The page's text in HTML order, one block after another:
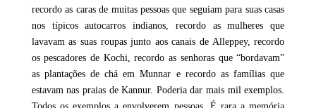
recordo as caras de muitas pessoas que seguiam para suas casas
nos típicos autocarros indianos, recordo as mulheres que
lavavam as suas roupas junto aos canais de Alleppey, recordo
os pescadores de Kochi, recordo as senhoras que “bordavam”
as plantações de chá em Munnar e recordo as famílias que
estavam nas praias de Kannur. Poderia dar mais mil exemplos.